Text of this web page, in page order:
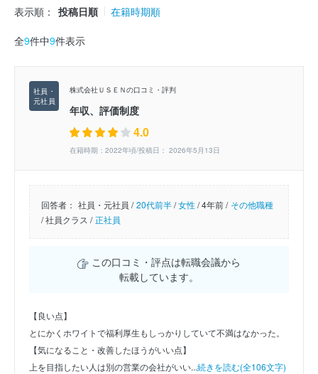
表示順： 投稿日順 在籍時期順
全9件中9件表示
株式会社ＵＳＥＮの口コミ・評判
年収、評価制度
4.0
在籍時期：2022年頃/投稿日： 2026年5月13日
回答者： 社員・元社員 / 20代前半/女性/4年前 / その他職種
/社員クラス / 正社員
この口コミ・評点は転職会議から
転載しています。
【良い点】
とにかくホワイトで福利厚生もしっかりしていて不満はなかった。
【気になること・改善したほうがいい点】
上を目指したい人は別の営業の会社がいい...続きを読む(全106文字)